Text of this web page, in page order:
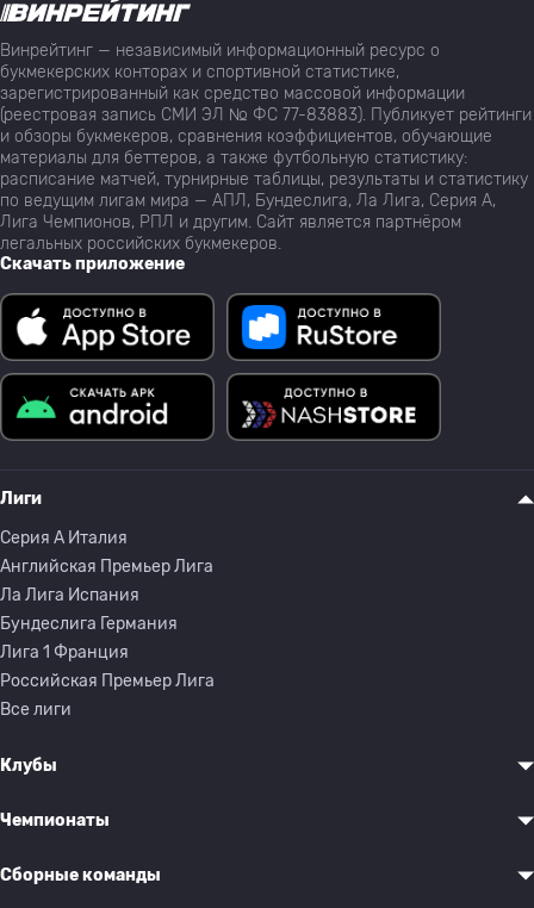
Винрейтинг — независимый информационный ресурс о
букмекерских конторах и спортивной статистике,
зарегистрированный как средство массовой информации
(реестровая запись СМИ ЭЛ № ФС 77-83883). Публикует рейтинги
и обзоры букмекеров, сравнения коэффициентов, обучающие
материалы для беттеров, а также футбольную статистику:
расписание матчей, турнирные таблицы, результаты и статистику
по ведущим лигам мира — АПЛ, Бундеслига, Ла Лига, Серия А,
Лига Чемпионов, РПЛ и другим. Сайт является партнёром
легальных российских букмекеров.
Скачать приложение
Лиги
Серия A Италия
Английская Премьер Лига
Ла Лига Испания
Бундеслига Германия
Лига 1 Франция
Российская Премьер Лига
Все лиги
Клубы
Чемпионаты
Сборные команды